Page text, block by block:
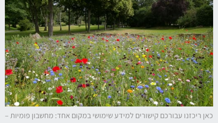
כאן ריכזנו עבורכם קישורים למידע שימושי במקום אחד: מחשבון פומיות –